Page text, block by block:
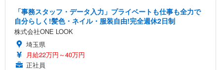
「事務スタッフ・データ入力」プライベートも仕事も全力で
自分らしく!髪色・ネイル・服装自由!完全週休2日制
株式会社ONE LOOK
埼玉県
月給22万円～40万円
正社員